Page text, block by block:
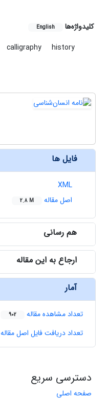
کلیدواژه‌ها English
calligraphy
history
فایل ها
XML
اصل مقاله
2.8 M
هم رسانی
ارجاع به این مقاله
آمار
تعداد مشاهده مقاله 902
تعداد دریافت فایل اصل مقاله
دسترسی سریع
صفحه اصلی